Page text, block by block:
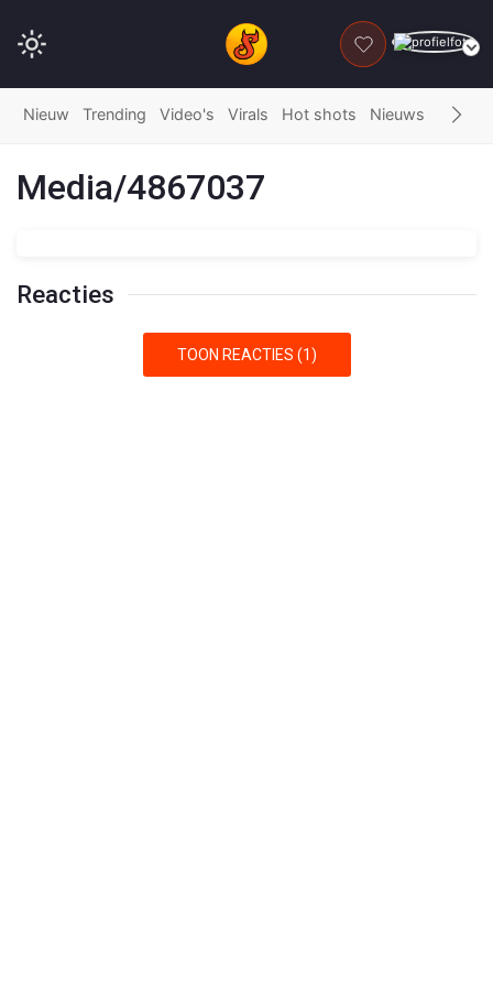
DONEER
Nieuw Trending Video's Virals Hot shots Nieuws Fails
Media/4867037
Reacties
TOON REACTIES (1)